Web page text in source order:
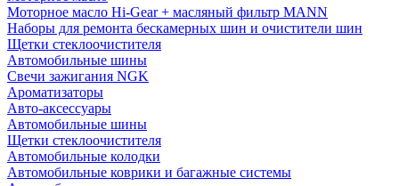
Моторное масло Hi-Gear + масляный фильтр MANN
Наборы для ремонта бескамерных шин и очистители шин
Щетки стеклоочистителя
Автомобильные шины
Свечи зажигания NGK
Ароматизаторы
Авто-аксессуары
Автомобильные шины
Щетки стеклоочистителя
Автомобильные колодки
Автомобильные коврики и багажные системы